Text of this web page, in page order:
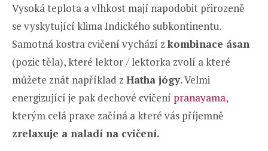
Vysoká teplota a vlhkost mají napodobit přirozeně
se vyskytující klima Indického subkontinentu.
Samotná kostra cvičení vychází z kombinace ásan
(pozic těla), které lektor / lektorka zvolí a které
můžete znát například z Hatha jógy. Velmi
energizující je pak dechové cvičení pranayama,
kterým celá praxe začíná a které vás příjemně
zrelaxuje a naladí na cvičení.